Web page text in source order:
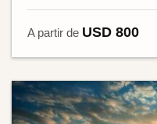
A partir de USD 800